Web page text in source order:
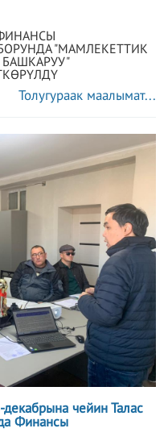
"МАМЛЕКЕТТИК
Толугураак маалымат...
чейин Талас
Финансы